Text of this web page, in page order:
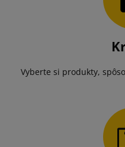
Vyberte si produkty,